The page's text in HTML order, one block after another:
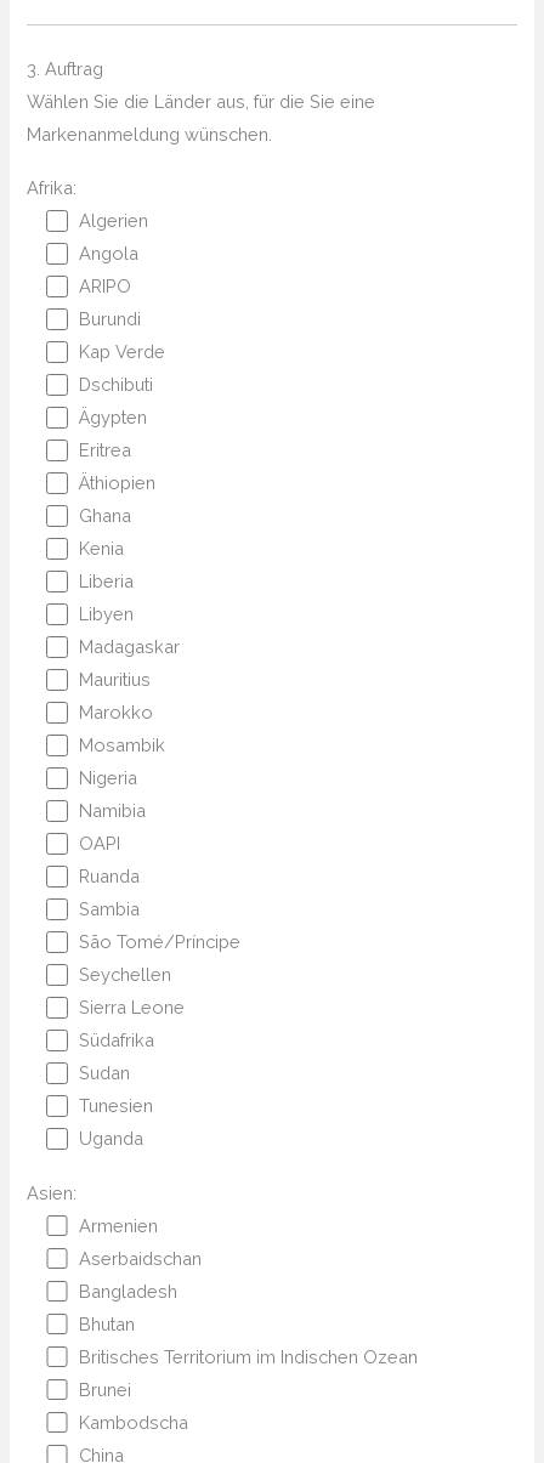
3. Auftrag
Wählen Sie die Länder aus, für die Sie eine
Markenanmeldung wünschen.
Afrika:
Algerien
Angola
ARIPO
Burundi
Kap Verde
Dschibuti
Ägypten
Eritrea
Äthiopien
Ghana
Kenia
Liberia
Libyen
Madagaskar
Mauritius
Marokko
Mosambik
Nigeria
Namibia
OAPI
Ruanda
Sambia
São Tomé/Príncipe
Seychellen
Sierra Leone
Südafrika
Sudan
Tunesien
Uganda
Asien:
Armenien
Aserbaidschan
Bangladesh
Bhutan
Britisches Territorium im Indischen Ozean
Brunei
Kambodscha
China